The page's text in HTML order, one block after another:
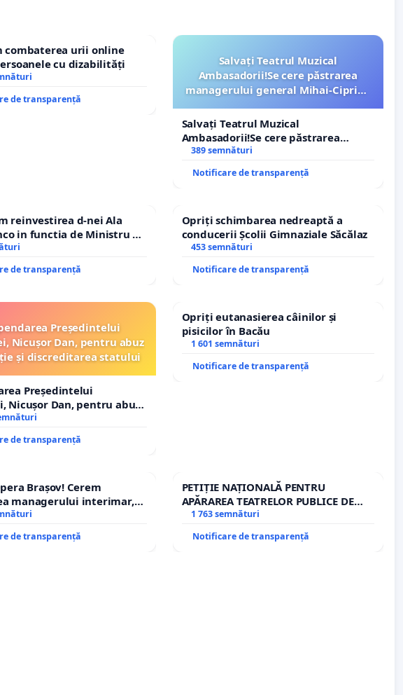
combaterea urii online
cu dizabilități
de transparență
Salvați Teatrul Muzical
Ambasadorii!Se cere păstrarea
managerului general Mihai-Ciprian
Salvați Teatrul Muzical
Ambasadorii!Se cere păstrarea
managerului general Mihai-Ciprian
389 semnături
Notificare de transparență
reinvestirea d-nei Ala
in functia de Ministru al
de transparență
Opriți schimbarea nedreaptă a
conducerii Școlii Gimnaziale Săcălaz
453 semnături
Notificare de transparență
Președintelui
Nicușor Dan, pentru abuz
și discreditarea statului
Președintelui
Nicușor Dan, pentru abuz
și discreditarea statului
de transparență
Opriți eutanasierea câinilor și
pisicilor în Bacău
1 601 semnături
Notificare de transparență
Brașov! Cerem
managerului interimar,
Marius!
de transparență
PETIȚIE NAȚIONALĂ PENTRU
APĂRAREA TEATRELOR PUBLICE DE
REPERTORIU DIN ROMÂNIA
1 763 semnături
Notificare de transparență